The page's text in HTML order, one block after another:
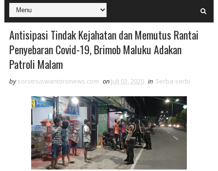
Antisipasi Tindak Kejahatan dan Memutus Rantai
Penyebaran Covid-19, Brimob Maluku Adakan
Patroli Malam
by sorotnuswantoronews.com on Juli 03, 2020 in Serba-serbi